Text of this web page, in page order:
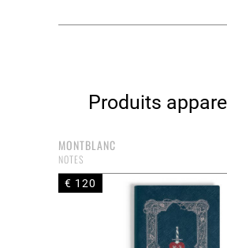
Produits
MONTBLANC
NOTES
€ 120